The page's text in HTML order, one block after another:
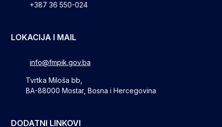
+387 36 550-024
LOKACIJA I MAIL
info@fmpik.gov.ba
Tvrtka Miloša bb,
BA-88000 Mostar, Bosna i Hercegovina
DODATNI LINKOVI